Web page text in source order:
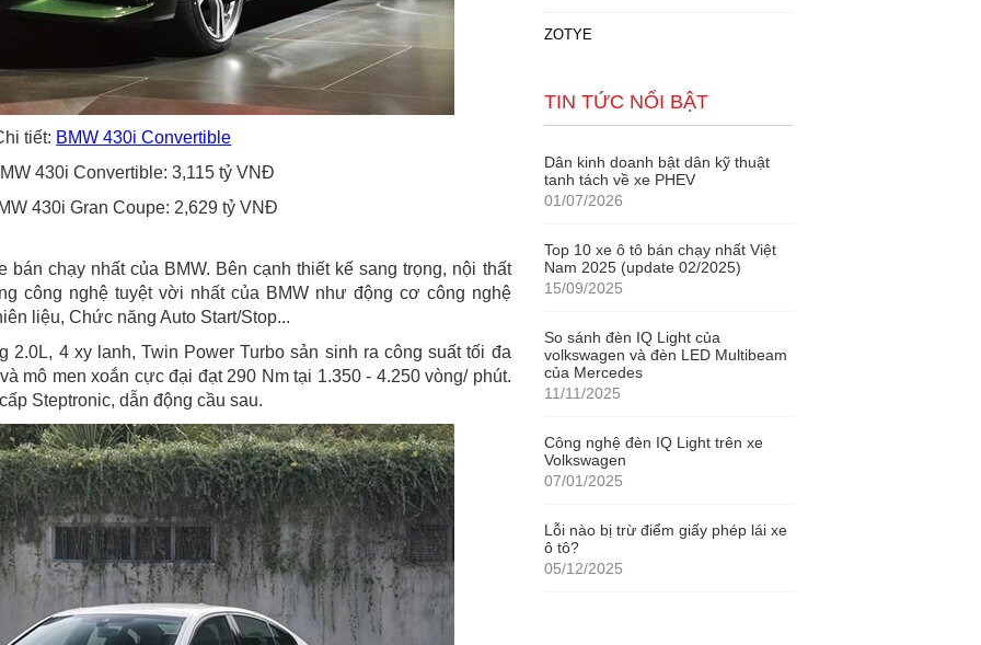
tiết: BMW 430i Convertible
430i Convertible: 3,115 tỷ VNĐ
430i Gran Coupe: 2,629 tỷ VNĐ
bán chạy nhất của BMW. Bên cạnh thiết kế sang trọng, nội thất
công nghệ tuyệt vời nhất của BMW như động cơ công nghệ
liệu, Chức năng Auto Start/Stop...
4 xy lanh, Twin Power Turbo sản sinh ra công suất tối đa
mô men xoắn cực đại đạt 290 Nm tại 1.350 - 4.250 vòng/ phút.
Steptronic, dẫn động cầu sau.
ZOTYE
TIN TỨC NỔI BẬT
Dân kinh doanh bật dân kỹ thuật
tanh tách về xe PHEV
01/07/2026
Top 10 xe ô tô bán chạy nhất Việt
Nam 2025 (update 02/2025)
15/09/2025
So sánh đèn IQ Light của
volkswagen và đèn LED Multibeam
của Mercedes
11/11/2025
Công nghệ đèn IQ Light trên xe
Volkswagen
07/01/2025
Lỗi nào bị trừ điểm giấy phép lái xe
ô tô?
05/12/2025